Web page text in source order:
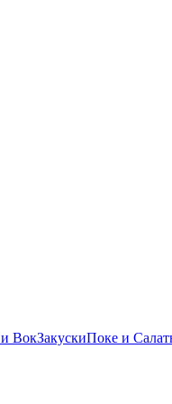
ВокЗакускиПоке и